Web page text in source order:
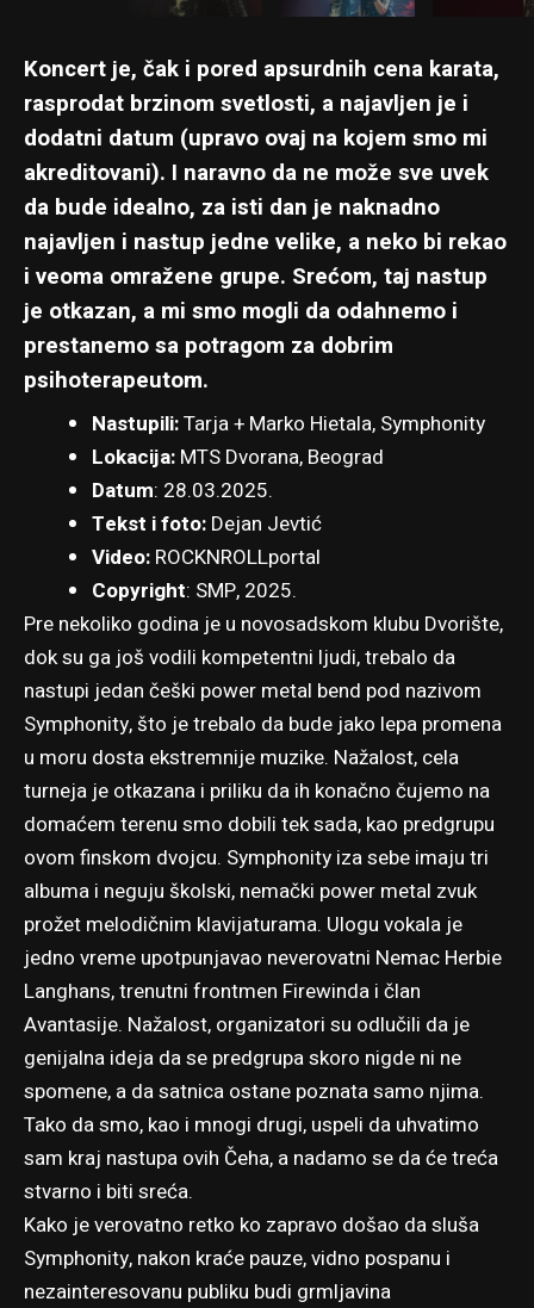
Koncert je, čak i pored apsurdnih cena karata,
rasprodat brzinom svetlosti, a najavljen je i
dodatni datum (upravo ovaj na kojem smo mi
akreditovani). I naravno da ne može sve uvek
da bude idealno, za isti dan je naknadno
najavljen i nastup jedne velike, a neko bi rekao
i veoma omražene grupe. Srećom, taj nastup
je otkazan, a mi smo mogli da odahnemo i
prestanemo sa potragom za dobrim
psihoterapeutom.
Nastupili:Tarja + Marko Hietala, Symphonity
Lokacija:MTS Dvorana, Beograd
Datum: 28.03.2025.
Tekst i foto: Dejan Jevtić
Video:ROCKNROLLportal
Copyright: SMP, 2025.
Pre nekoliko godina je u novosadskom klubu Dvorište,
dok su ga još vodili kompetentni ljudi, trebalo da
nastupi jedan češki power metal bend pod nazivom
Symphonity, što je trebalo da bude jako lepa promena
u moru dosta ekstremnije muzike. Nažalost, cela
turneja je otkazana i priliku da ih konačno čujemo na
domaćem terenu smo dobili tek sada, kao predgrupu
ovom finskom dvojcu. Symphonity iza sebe imaju tri
albuma i neguju školski, nemački power metal zvuk
prožet melodičnim klavijaturama. Ulogu vokala je
jedno vreme upotpunjavao neverovatni Nemac Herbie
Langhans, trenutni frontmen Firewinda i član
Avantasije. Nažalost, organizatori su odlučili da je
genijalna ideja da se predgrupa skoro nigde ni ne
spomene, a da satnica ostane poznata samo njima.
Tako da smo, kao i mnogi drugi, uspeli da uhvatimo
sam kraj nastupa ovih Čeha, a nadamo se da će treća
stvarno i biti sreća.
Kako je verovatno retko ko zapravo došao da sluša
Symphonity, nakon kraće pauze, vidno pospanu i
nezainteresovanu publiku budi grmljavina